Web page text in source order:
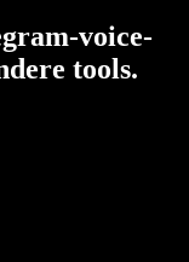
voice-
tools.